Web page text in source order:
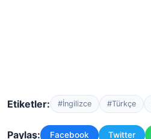
Etiketler: #İngilizce #Türkçe
Paylaş: Facebook Twitter